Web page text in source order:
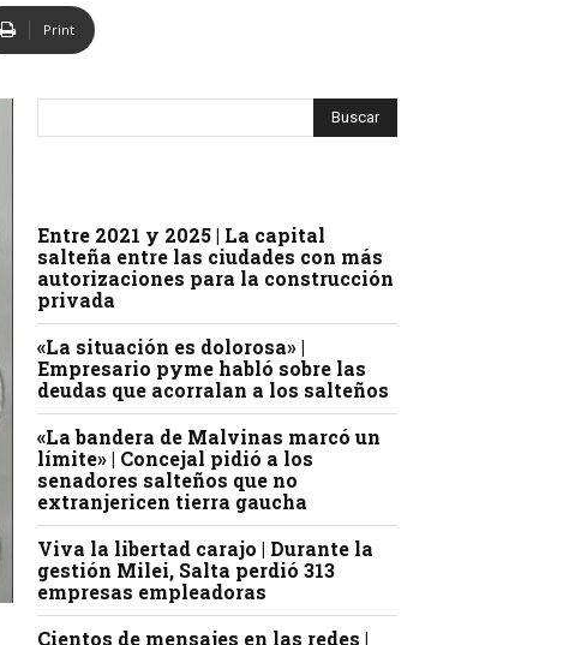
Print
Entre 2021 y 2025 | La capital
salteña entre las ciudades con más
autorizaciones para la construcción
privada
«La situación es dolorosa» |
Empresario pyme habló sobre las
deudas que acorralan a los salteños
«La bandera de Malvinas marcó un
límite» | Concejal pidió a los
senadores salteños que no
extranjericen tierra gaucha
Viva la libertad carajo | Durante la
gestión Milei, Salta perdió 313
empresas empleadoras
Cientos de mensajes en las redes |